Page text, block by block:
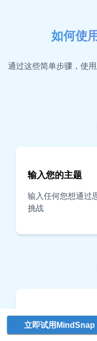
立即试用MindSnap
如何使
通过这些简单步骤，使
输入您的主题
输入任何您想通过
挑战
选择思维模型（
选择一个特定的思